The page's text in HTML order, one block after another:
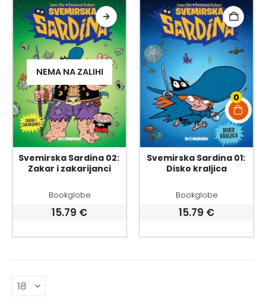
0
NEMA NA ZALIHI
Svemirska Sardina 02:
Zakar i zakarijanci
Bookglobe
15.79 €
Svemirska Sardina 01:
Disko kraljica
Bookglobe
15.79 €